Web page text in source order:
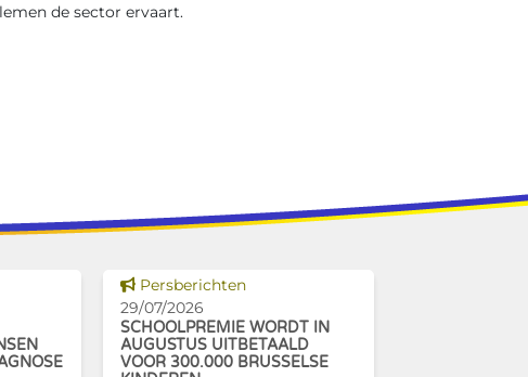
de sector ervaart.
Dit nieuws tonen
Persberichten
29/07/2026
SCHOOLPREMIE WORDT IN
AUGUSTUS UITBETAALD
VOOR 300.000 BRUSSELSE